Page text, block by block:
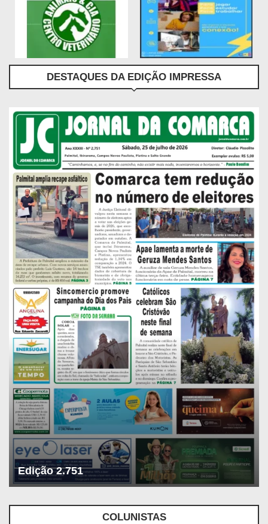
DESTAQUES DA EDIÇÃO IMPRESSA
Edição 2.751
COLUNISTAS